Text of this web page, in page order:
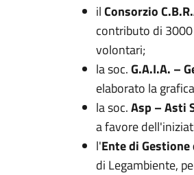
ilConsorzio
contributo di
volontari;
la soc.G.A.I.A. –
elaborato la
la soc.Asp – Asti
a favore
l'Ente di
di Legambiente,